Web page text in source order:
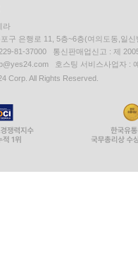
라
구 은행로 11, 5층~6층(여의도동,일신
81-37000 통신판매업신고 : 제
호스팅 서비스사업자 :
Corp. All Rights Reserved.